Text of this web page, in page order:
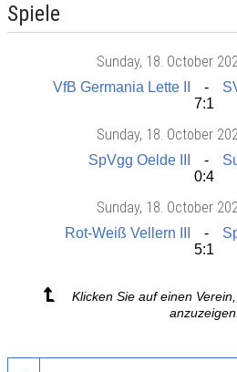
Spiele
Sunday, 18. October
VfB Germania Lette II
7:1
Sunday, 18. October
SpVgg Oelde III
0:4
Sunday, 18. October
Rot-Weiß Vellern III
5:1
Klicken Sie auf einen
anzuzeigen.